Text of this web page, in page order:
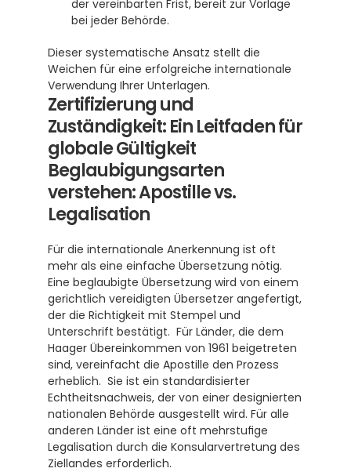
der vereinbarten Frist, bereit zur Vorlage
bei jeder Behörde.
Dieser systematische Ansatz stellt die
Weichen für eine erfolgreiche internationale
Verwendung Ihrer Unterlagen.
Zertifizierung und
Zuständigkeit: Ein Leitfaden für
globale Gültigkeit
Beglaubigungsarten
verstehen: Apostille vs.
Legalisation
Für die internationale Anerkennung ist oft
mehr als eine einfache Übersetzung nötig.
Eine beglaubigte Übersetzung wird von einem
gerichtlich vereidigten Übersetzer angefertigt,
der die Richtigkeit mit Stempel und
Unterschrift bestätigt.  Für Länder, die dem
Haager Übereinkommen von 1961 beigetreten
sind, vereinfacht die Apostille den Prozess
erheblich.  Sie ist ein standardisierter
Echtheitsnachweis, der von einer designierten
nationalen Behörde ausgestellt wird. Für alle
anderen Länder ist eine oft mehrstufige
Legalisation durch die Konsularvertretung des
Ziellandes erforderlich.